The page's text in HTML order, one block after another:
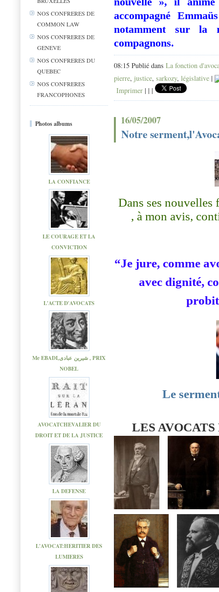
NOS CONFRERES DE
COMMON LAW
NOS CONFRERES DE
GENEVE
NOS CONFRERES DU
QUEBEC
NOS CONFRERES
FRANCOPHONES
Photos albums
LA CONFIANCE
LE COURAGE ET LA
CONVICTION
L'ACTE D'AVOCATS
Me EBADI,شیرین عبادی , PRIX
NOBEL
AVOCATCHEVALIER DU
DROIT ET DE LA JUSTICE
LA DEFENSE
L'AVOCAT:HERITIER DES
LUMIERES
accompagné
notamment sur la
compagnons.
08:15 Publié dans La fonction
pierre, justice, sarkozy, législative |
Imprimer | | |
16/05/2007
Notre
Dans ses nouvelles
, à mon avis,
“Je jure, comme
avec dignité,
Le
LES